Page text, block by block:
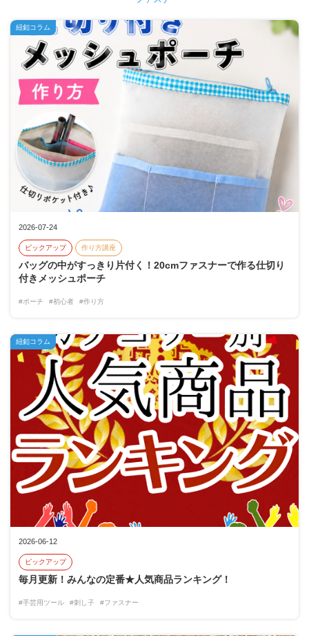
2026-07-24
ピックアップ 作り方講座
バッグの中がすっきり片付く！20cmファスナーで作る仕切り
付きメッシュポーチ
#ポーチ #初心者 #作り方
紐釦コラム
2026-06-12
ピックアップ
毎月更新！みんなの定番★人気商品ランキング！
#手芸用ツール #刺し子 #ファスナー
紐釦コラム